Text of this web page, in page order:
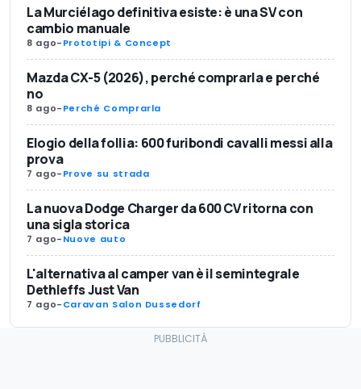
La Murciélago definitiva esiste: è una SV con
cambio manuale
8 ago-Prototipi & Concept
Mazda CX-5 (2026), perché comprarla e perché
no
8 ago-Perché Comprarla
Elogio della follia: 600 furibondi cavalli messi alla
prova
7 ago-Prove su strada
La nuova Dodge Charger da 600 CV ritorna con
una sigla storica
7 ago-Nuove auto
L'alternativa al camper van è il semintegrale
Dethleffs Just Van
7 ago-Caravan Salon Dussedorf